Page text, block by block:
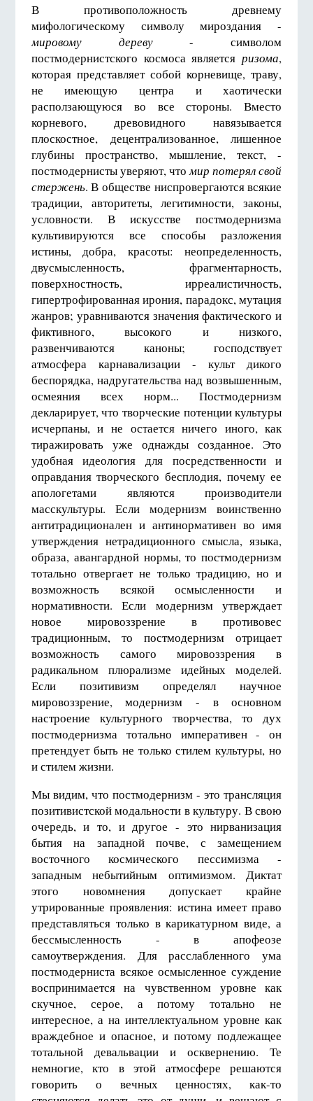
В противоположность древнему
мифологическому символу мироздания -
мировому дереву- символом
постмодернистского космоса являетсяризома,
которая представляет собой корневище, траву,
не имеющую центра и хаотически
расползающуюся во все стороны. Вместо
корневого, древовидного навязывается
плоскостное, децентрализованное, лишенное
глубины пространство, мышление, текст, -
постмодернисты уверяют, чтомир потерял свой
стержень. В обществе ниспровергаются всякие
традиции, авторитеты, легитимности, законы,
условности. В искусстве постмодернизма
культивируются все способы разложения
истины, добра, красоты: неопределенность,
двусмысленность, фрагментарность,
поверхностность, ирреалистичность,
гипертрофированная ирония, парадокс, мутация
жанров; уравниваются значения фактического и
фиктивного, высокого и низкого,
развенчиваются каноны; господствует
атмосфера карнавализации - культ дикого
беспорядка, надругательства над возвышенным,
осмеяния всех норм... Постмодернизм
декларирует, что творческие потенции культуры
исчерпаны, и не остается ничего иного, как
тиражировать уже однажды созданное. Это
удобная идеология для посредственности и
оправдания творческого бесплодия, почему ее
апологетами являются производители
масскультуры. Если модернизм воинственно
антитрадиционален и антинормативен во имя
утверждения нетрадиционного смысла, языка,
образа, авангардной нормы, то постмодернизм
тотально отвергает не только традицию, но и
возможность всякой осмысленности и
нормативности. Если модернизм утверждает
новое мировоззрение в противовес
традиционным, то постмодернизм отрицает
возможность самого мировоззрения в
радикальном плюрализме идейных моделей.
Если позитивизм определял научное
мировоззрение, модернизм - в основном
настроение культурного творчества, то дух
постмодернизма тотально императивен - он
претендует быть не только стилем культуры, но
и стилем жизни.
Мы видим, что постмодернизм - это трансляция
позитивистской модальности в культуру. В свою
очередь, и то, и другое - это нирванизация
бытия на западной почве, с замещением
восточного космического пессимизма -
западным небытийным оптимизмом. Диктат
этого новомнения допускает крайне
утрированные проявления: истина имеет право
представляться только в карикатурном виде, а
бессмысленность - в апофеозе
самоутверждения. Для расслабленного ума
постмодерниста всякое осмысленное суждение
воспринимается на чувственном уровне как
скучное, серое, а потому тотально не
интересное, а на интеллектуальном уровне как
враждебное и опасное, и потому подлежащее
тотальной девальвации и осквернению. Те
немногие, кто в этой атмосфере решаются
говорить о вечных ценностях, как-то